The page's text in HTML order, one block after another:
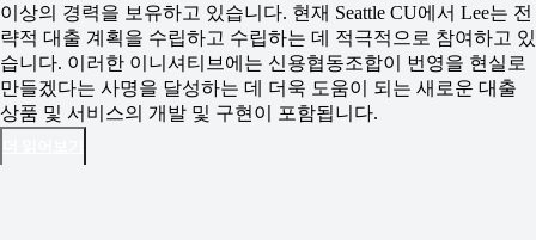
이상의 경력을 보유하고 있습니다. 현재 Seattle CU에서 Lee는 전
략적 대출 계획을 수립하고 수립하는 데 적극적으로 참여하고 있
습니다. 이러한 이니셔티브에는 신용협동조합이 번영을 현실로
만들겠다는 사명을 달성하는 데 더욱 도움이 되는 새로운 대출
상품 및 서비스의 개발 및 구현이 포함됩니다.